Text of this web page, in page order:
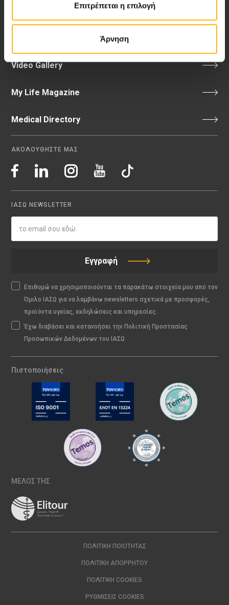
Επιτρέπεται η επιλογή
Άρνηση
Νέα - Δελτία Τύπου
Video Gallery
My Life Magazine
Medical Directory
ΑΚΟΛΟΥΘΗΣΤΕ ΜΑΣ
ΙΑΣΩ NEWSLETTER
Εγγραφή
Επιθυμώ να χρησιμοποιούνται τα παρακάτω στοιχεία μου από τον
Όμιλο ΙΑΣΩ για να λαμβάνω newsletters σχετικά με προσφορές,
προϊόντα υγείας, εκδηλώσεις και υπηρεσίες.
Έχω διαβάσει και κατανοήσει την Πολιτική Προστασίας
Προσωπικών Δεδομένων του ΙΑΣΩ
Πιστοποιήσεις
ΜΕΛΟΣ ΤΗΣ
ΠΟΛΙΤΙΚΉ ΠΟΙΌΤΗΤΑΣ
ΠΟΛΙΤΙΚΉ ΑΠΟΡΡΉΤΟΥ
ΠΟΛΙΤΙΚΉ COOKIES
ΡΥΘΜΊΣΕΙΣ COOKIES